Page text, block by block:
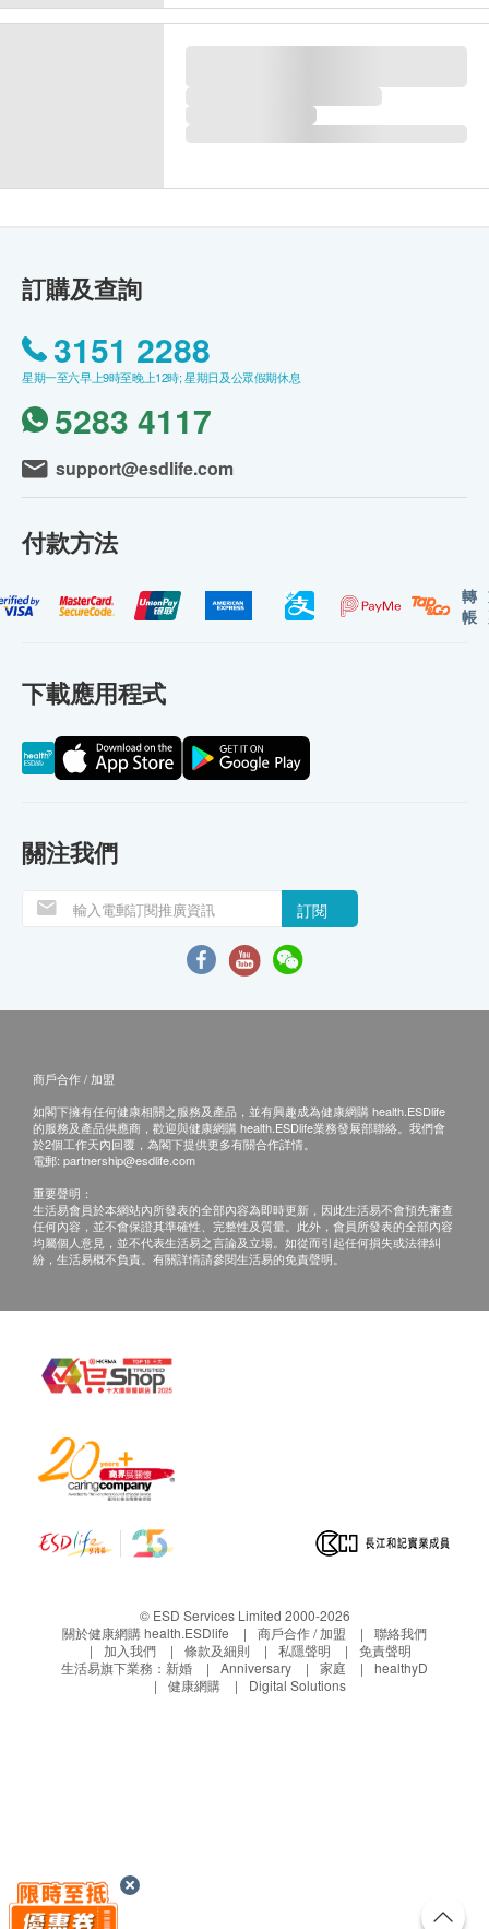
訂購及查詢
3151 2288
星期一至六早上9時至晚上12時; 星期日及公眾假期休息
5283 4117
support@esdlife.com
付款方法
轉
帳
下載應用程式
關注我們
訂閱
商戶合作 / 加盟
如閣下擁有任何健康相關之服務及產品，並有興趣成為健康網購 health.ESDlife
的服務及產品供應商，歡迎與健康網購 health.ESDlife業務發展部聯絡。我們會
於2個工作天內回覆，為閣下提供更多有關合作詳情。
電郵: partnership@esdlife.com
重要聲明：
生活易會員於本網站內所發表的全部內容為即時更新，因此生活易不會預先審查
任何內容，並不會保證其準確性、完整性及質量。此外，會員所發表的全部內容
均屬個人意見，並不代表生活易之言論及立場。如從而引起任何損失或法律糾
紛，生活易概不負責。有關詳情請參閱生活易的免責聲明。
© ESD Services Limited 2000-2026
關於健康網購 health.ESDlife
商戶合作 / 加盟
聯絡我們
加入我們
條款及細則 私隱聲明
免責聲明
生活易旗下業務： 新婚 Anniversary 家庭
healthyD
健康網購
Digital Solutions